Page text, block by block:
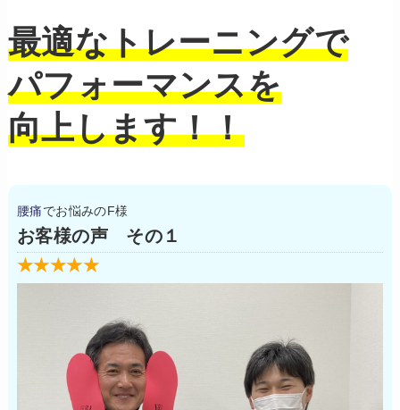
最適なトレーニングで
パフォーマンスを
向上します！！
腰痛でお悩みのF様
お客様の声 その１
★★★★★